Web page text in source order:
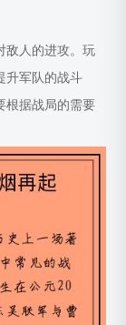
敌人的进攻。玩
升军队的战斗
根据战局的需要